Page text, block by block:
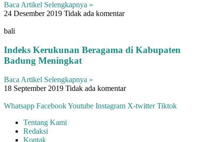
Baca Artikel Selengkapnya »
24 Desember 2019 Tidak ada komentar
bali
Indeks Kerukunan Beragama di Kabupaten
Badung Meningkat
Baca Artikel Selengkapnya »
18 September 2019 Tidak ada komentar
Whatsapp FacebookYoutube Instagram X-twitter Tiktok
Tentang Kami
Redaksi
Kontak